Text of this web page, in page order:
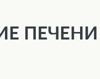
ПЕЧЕНИ